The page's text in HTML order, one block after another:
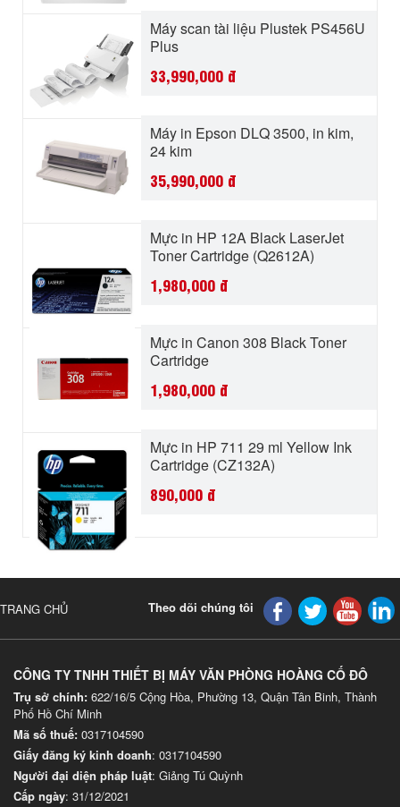
Máy scan tài liệu Plustek PS456U
Plus
33,990,000 đ
Máy in Epson DLQ 3500, in kim,
24 kim
35,990,000 đ
Mực in HP 12A Black LaserJet
Toner Cartridge (Q2612A)
1,980,000 đ
Mực in Canon 308 Black Toner
Cartridge
1,980,000 đ
Mực in HP 711 29 ml Yellow Ink
Cartridge (CZ132A)
890,000 đ
TRANG CHỦ Theo dõi chúng tôi
CÔNG TY TNHH THIẾT BỊ MÁY VĂN PHÒNG HOÀNG CỐ ĐÔ
Trụ sở chính: 622/16/5 Cộng Hòa, Phường 13, Quận Tân Binh, Thành
Phố Hồ Chí Minh
Mã số thuế: 0317104590
Giấy đăng ký kinh doanh: 0317104590
Người đại diện pháp luật: Giảng Tú Quỳnh
Cấp ngày: 31/12/2021